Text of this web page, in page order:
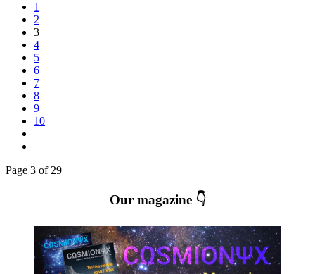
1
2
3
4
5
6
7
8
9
10
Page 3 of 29
Our magazine 👇